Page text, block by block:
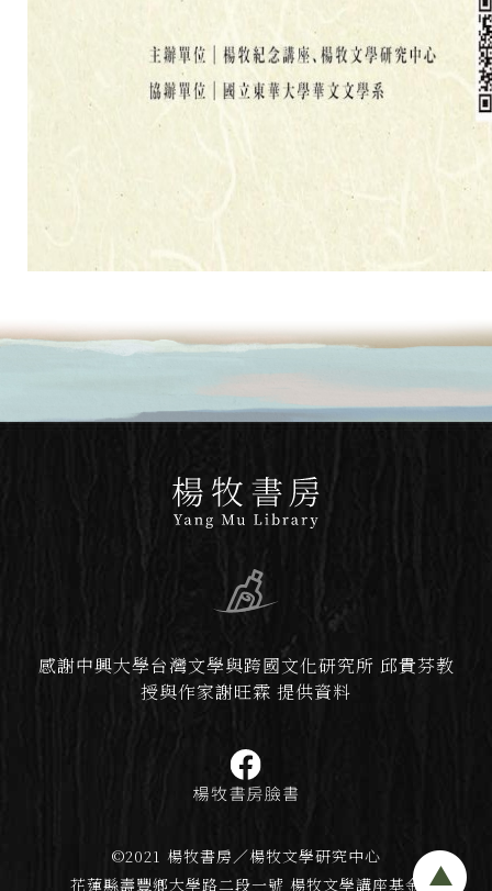
感謝中興大學台灣文學與跨國文化研究所 邱貴芬教
授與作家謝旺霖 提供資料
©2021 楊牧書房／楊牧文學研究中心
花蓮縣壽豐鄉大學路二段一號 楊牧文學講座基金